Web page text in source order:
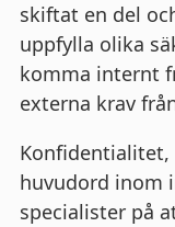
skiftat en del
uppfylla olika
komma internt
externa krav
huvudord inom
specialister på